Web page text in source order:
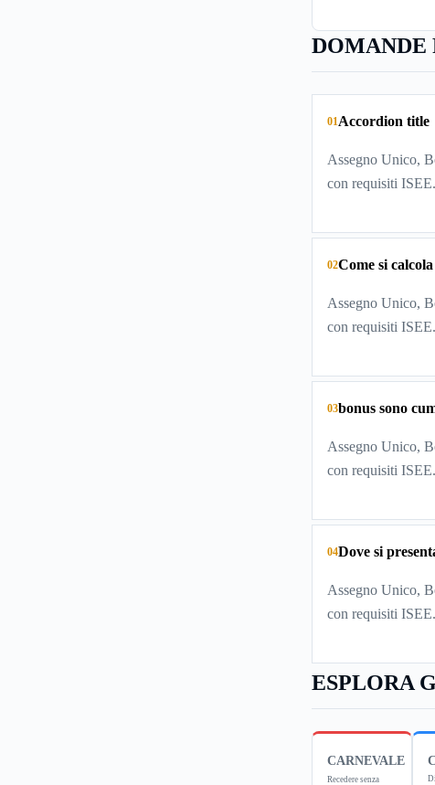
DOMANDE
01Accordion title
Assegno Unico,
con requisiti ISEE.
02Come si
Assegno Unico,
con requisiti ISEE.
03bonus sono
Assegno Unico,
con requisiti ISEE.
04Dove si
Assegno Unico,
con requisiti ISEE.
ESPLORA
CARNEVALE
Recedere senza